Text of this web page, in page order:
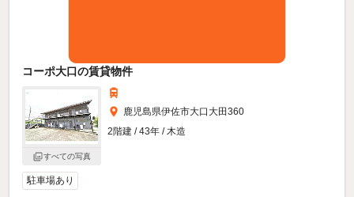
コーポ大口の賃貸物件
すべての写真
鹿児島県伊佐市大口大田360
2階建 / 43年 / 木造
駐車場あり